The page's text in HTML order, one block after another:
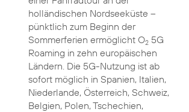
holländischen Nordseeküste –
pünktlich zum Beginn der
Sommerferien ermöglicht O25G
Roaming in zehn europäischen
Ländern. Die 5G-Nutzung ist ab
sofort möglich in Spanien, Italien,
Niederlande, Österreich, Schweiz,
Belgien, Polen, Tschechien,